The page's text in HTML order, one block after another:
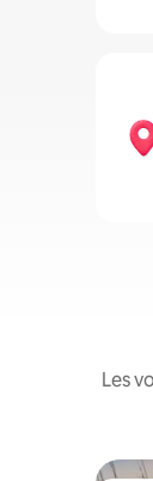
Les